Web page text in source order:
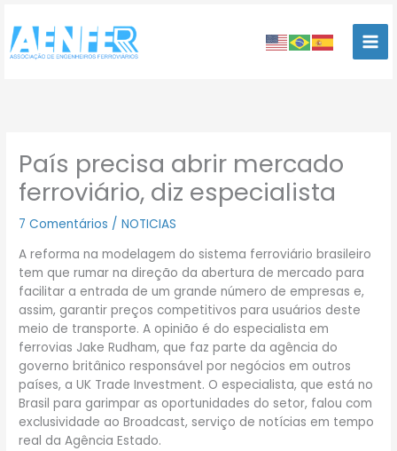
para
conteúdo
País precisa abrir mercado
ferroviário, diz especialista
7 Comentários /NOTICIAS
A reforma na modelagem do sistema ferroviário brasileiro
tem que rumar na direção da abertura de mercado para
facilitar a entrada de um grande número de empresas e,
assim, garantir preços competitivos para usuários deste
meio de transporte. A opinião é do especialista em
ferrovias Jake Rudham, que faz parte da agência do
governo britânico responsável por negócios em outros
países, a UK Trade Investment. O especialista, que está no
Brasil para garimpar as oportunidades do setor, falou com
exclusividade ao Broadcast, serviço de notícias em tempo
real da Agência Estado.